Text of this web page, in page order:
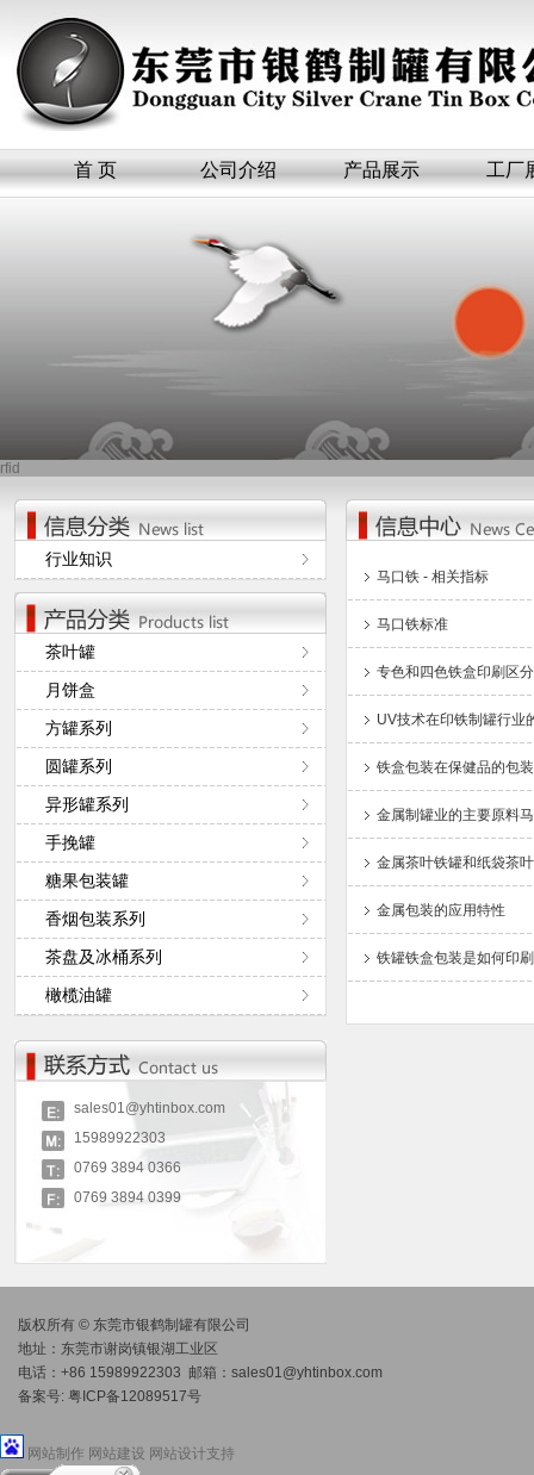
首 页 公司介绍 产品展示 工厂
rfid
行业知识
茶叶罐
月饼盒
方罐系列
圆罐系列
异形罐系列
手挽罐
糖果包装罐
香烟包装系列
茶盘及冰桶系列
橄榄油罐
sales01@yhtinbox.com
15989922303
0769 3894 0366
0769 3894 0399
马口铁 - 相关指标
马口铁标准
专色和四色铁盒印刷区
UV技术在印铁制罐行业
铁盒包装在保健品的包
金属制罐业的主要原料
金属茶叶铁罐和纸袋茶
金属包装的应用特性
铁罐铁盒包装是如何印
版权所有 © 东莞市银鹤制罐有限公司
地址：东莞市谢岗镇银湖工业区
电话：+86 15989922303 邮箱： sales01@yhtinbox.com
备案号: 粤ICP备12089517号
网站制作 网站建设 网站设计支持